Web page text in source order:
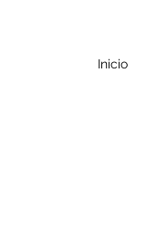
Inicio